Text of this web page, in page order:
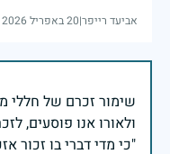
אביעד רייפר|20 באפריל 2026
שימור זכרם של חללי